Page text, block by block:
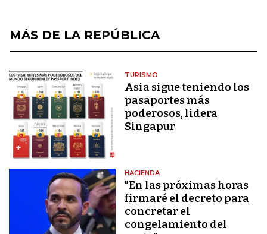
MÁS DE LA REPÚBLICA
TURISMO
Asia sigue teniendo los
pasaportes más
poderosos, lidera
Singapur
HACIENDA
"En las próximas horas
firmaré el decreto para
concretar el
congelamiento del